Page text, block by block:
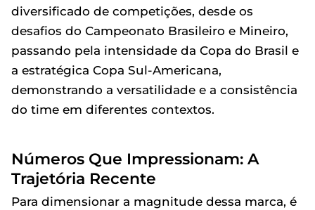
diversificado de competições, desde os
desafios do Campeonato Brasileiro e Mineiro,
passando pela intensidade da Copa do Brasil e
a estratégica Copa Sul-Americana,
demonstrando a versatilidade e a consistência
do time em diferentes contextos.
Números Que Impressionam: A
Trajetória Recente
Para dimensionar a magnitude dessa marca, é